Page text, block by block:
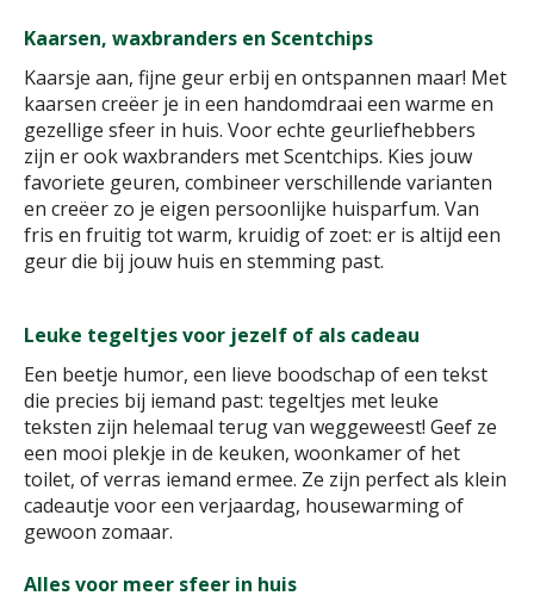
Kaarsen, waxbranders en Scentchips
Kaarsje aan, fijne geur erbij en ontspannen maar! Met
kaarsen creëer je in een handomdraai een warme en
gezellige sfeer in huis. Voor echte geurliefhebbers
zijn er ook waxbranders met Scentchips. Kies jouw
favoriete geuren, combineer verschillende varianten
en creëer zo je eigen persoonlijke huisparfum. Van
fris en fruitig tot warm, kruidig of zoet: er is altijd een
geur die bij jouw huis en stemming past.
Leuke tegeltjes voor jezelf of als cadeau
Een beetje humor, een lieve boodschap of een tekst
die precies bij iemand past: tegeltjes met leuke
teksten zijn helemaal terug van weggeweest! Geef ze
een mooi plekje in de keuken, woonkamer of het
toilet, of verras iemand ermee. Ze zijn perfect als klein
cadeautje voor een verjaardag, housewarming of
gewoon zomaar.
Alles voor meer sfeer in huis